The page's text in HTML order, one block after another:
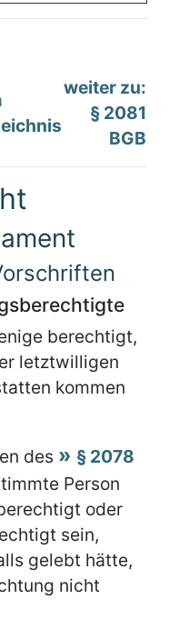
weiter zu:
§ 2081
BGB
berechtigt,
letztwilligen
kommen
des
§ 2078
Person
oder
sein,
gelebt hätte,
nicht